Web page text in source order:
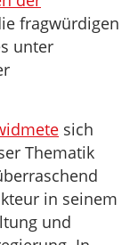
fragwürdigen
unter
sich
Thematik
in seinem
und